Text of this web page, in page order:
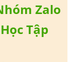
Zalo
Tập